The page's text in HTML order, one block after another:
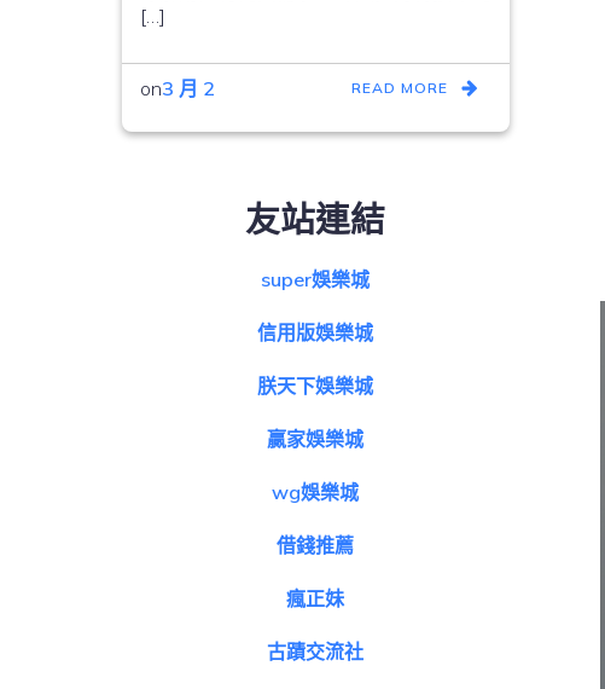
[…]
on3 月 2 READ MORE
友站連結
super娛樂城
信用版娛樂城
朕天下娛樂城
贏家娛樂城
wg娛樂城
借錢推薦
瘋正妹
古蹟交流社